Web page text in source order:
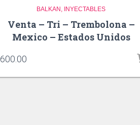
BALKAN INYECTABLES
Venta – Tri – Trembolona –
Mexico – Estados Unidos
600.00